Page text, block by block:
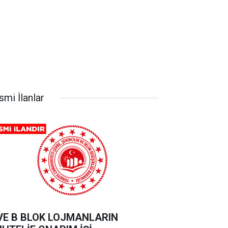
İlanlar
B BLOK LOJMANLARIN